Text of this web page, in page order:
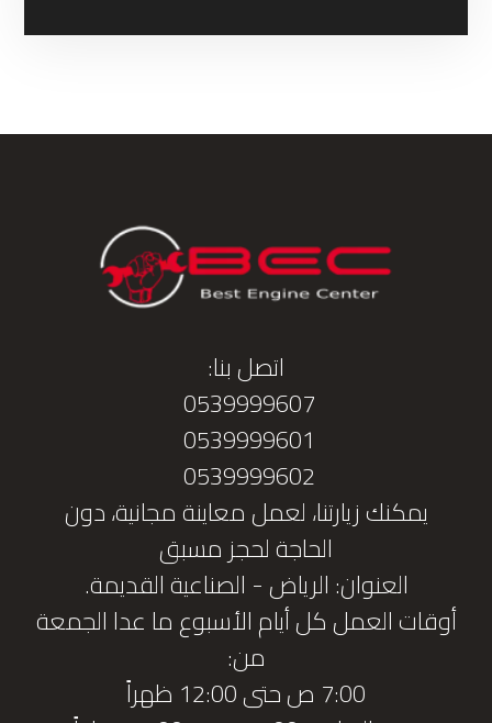
اتصل بنا:
0539999607
0539999601
0539999602
يمكنك زيارتنا، لعمل معاينة مجانية، دون
الحاجة لحجز مسبق
العنوان: الرياض - الصناعية القديمة.
أوقات العمل كل أيام الأسبوع ما عدا الجمعة
من:
7:00 ص حتى 12:00 ظهراً